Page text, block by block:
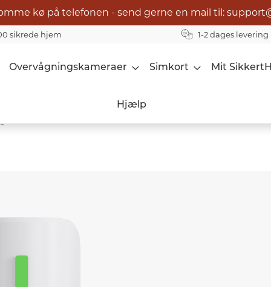
kø på telefonen - send gerne en mail til:
sikrede hjem 1-2 dages levering
Overvågningskameraer Simkort Mit
Hjælp